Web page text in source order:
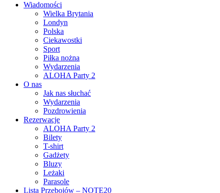
Wiadomości
Wielka Brytania
Londyn
Polska
Ciekawostki
Sport
Piłka nożna
Wydarzenia
ALOHA Party 2
O nas
Jak nas słuchać
Wydarzenia
Pozdrowienia
Rezerwacje
ALOHA Party 2
Bilety
T-shirt
Gadżety
Bluzy
Leżaki
Parasole
Lista Przebojów – NOTE20